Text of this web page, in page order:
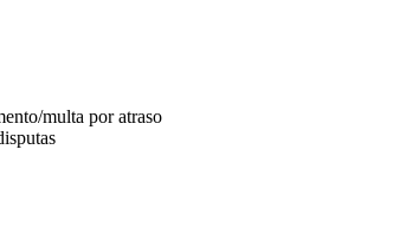
multa por atraso